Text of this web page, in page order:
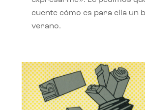
cuente cómo es para ella un
verano.